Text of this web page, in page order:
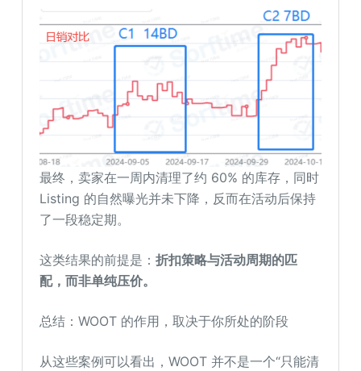
最终，卖家在一周内清理了约 60% 的库存，同时
Listing 的自然曝光并未下降，反而在活动后保持
了一段稳定期。
这类结果的前提是：折扣策略与活动周期的匹
配，而非单纯压价。
总结：WOOT 的作用，取决于你所处的阶段
从这些案例可以看出，WOOT 并不是一个“只能清